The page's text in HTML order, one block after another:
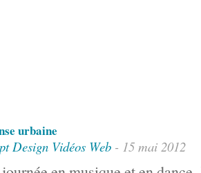
urbaine
Design Vidéos Web - 15 mai 2012